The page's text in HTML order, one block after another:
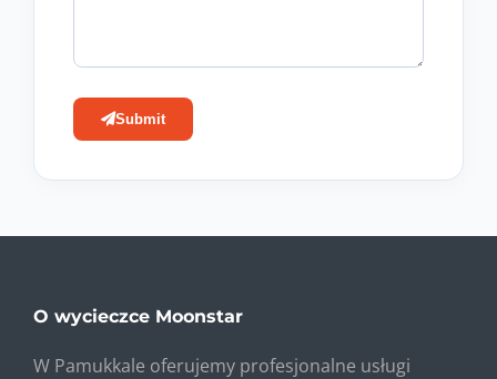
Submit
O wycieczce Moonstar
W Pamukkale oferujemy profesjonalne usługi